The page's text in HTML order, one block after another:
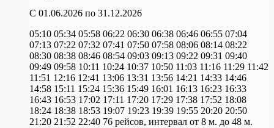
C 01.06.2026 по 31.12.2026
05:10 05:34 05:58 06:22 06:30 06:38 06:46 06:55 07:04
07:13 07:22 07:32 07:41 07:50 07:58 08:06 08:14 08:22
08:30 08:38 08:46 08:54 09:03 09:13 09:22 09:31 09:40
09:49 09:58 10:11 10:24 10:37 10:50 11:03 11:16 11:29 11:42
11:51 12:16 12:41 13:06 13:31 13:56 14:21 14:33 14:46
14:58 15:11 15:24 15:36 15:49 16:01 16:13 16:23 16:33
16:43 16:53 17:02 17:11 17:20 17:29 17:38 17:52 18:08
18:24 18:38 18:53 19:07 19:23 19:39 19:55 20:20 20:50
21:20 21:52 22:40 76 рейсов, интервал от 8 м. до 48 м.